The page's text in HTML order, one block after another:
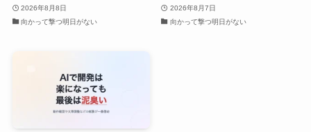
2026年8月8日
向かって撃つ明日がない
2026年8月7日
向かって撃つ明日がない